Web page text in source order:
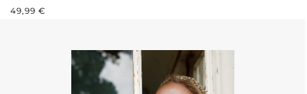
PRIX RÉGULIER :
49,99 €